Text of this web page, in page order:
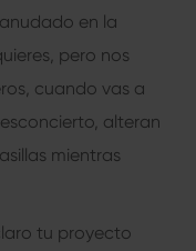
en la
pero nos
cuando vas a
alteran
mientras
tu proyecto